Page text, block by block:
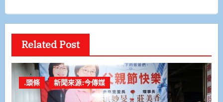
Related Post
.頭條 新聞來源:今傳媒